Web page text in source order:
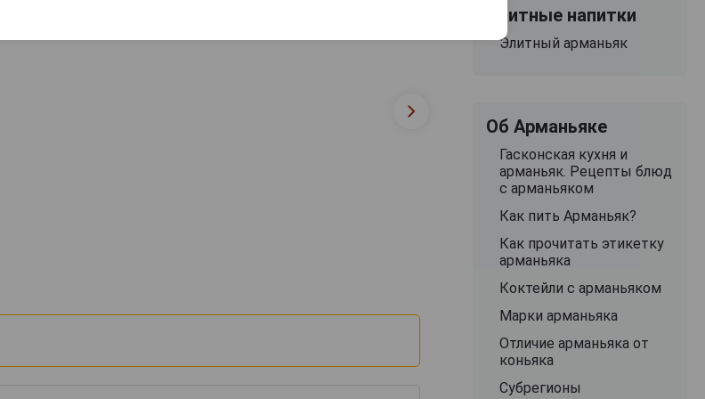
Элитные напитки
Элитный арманьяк
Об Арманьяке
Гасконская кухня и
арманьяк. Рецепты блюд
с арманьяком
Как пить Арманьяк?
Как прочитать этикетку
арманьяка
Коктейли с арманьяком
Марки арманьяка
Отличие арманьяка от
коньяка
Субрегионы